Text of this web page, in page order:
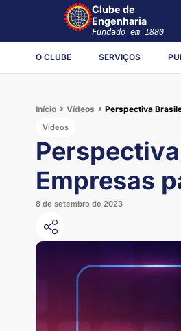
Clube de
Engenharia
Fundado em 1880
O CLUBE SERVIÇOS
Início Vídeos Perspectiva
Vídeos
Empresas
8 de setembro de 2023